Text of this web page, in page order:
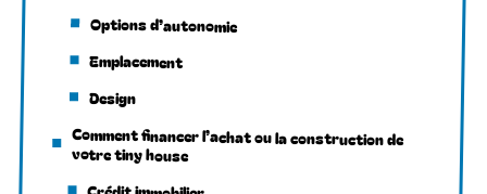
Options d’autonomie
Emplacement
Design
Comment financer l’achat ou la construction de
votre tiny house